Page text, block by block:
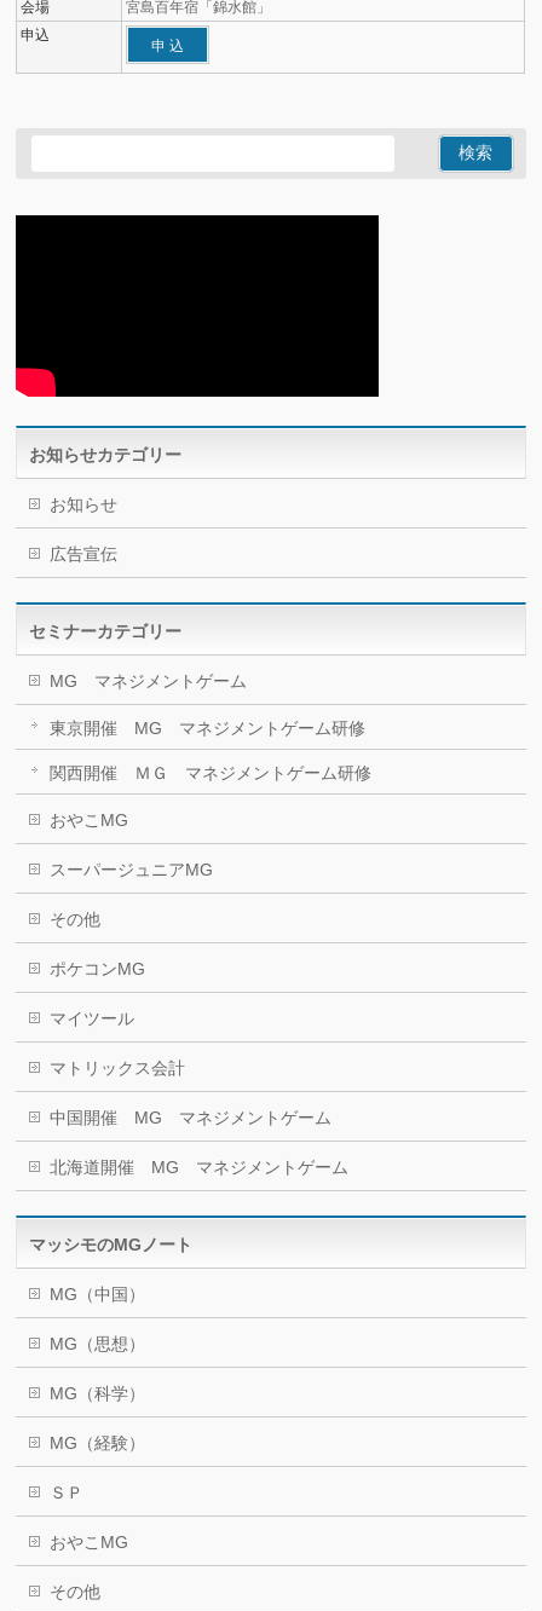
会場
宮島百年宿「錦水館」
申込
申 込
お知らせカテゴリー
お知らせ
広告宣伝
セミナーカテゴリー
MG マネジメントゲーム
東京開催 MG マネジメントゲーム研修
関西開催 ＭＧ マネジメントゲーム研修
おやこMG
スーパージュニアMG
その他
ポケコンMG
マイツール
マトリックス会計
中国開催 MG マネジメントゲーム
北海道開催 MG マネジメントゲーム
マッシモのMGノート
MG（中国）
MG（思想）
MG（科学）
MG（経験）
ＳＰ
おやこMG
その他